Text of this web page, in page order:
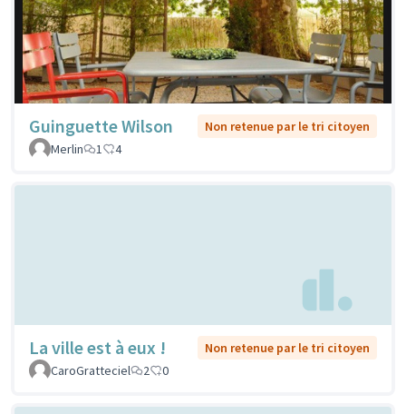
Guinguette Wilson
Non retenue par le tri citoyen
Merlin
1 4
La ville est à eux !
Non retenue par le tri citoyen
CaroGratteciel
2 0